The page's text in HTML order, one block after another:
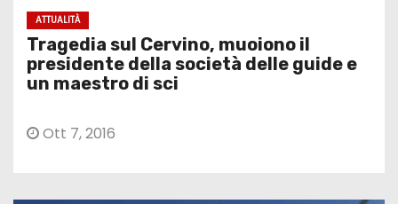
ATTUALITÀ
Tragedia sul Cervino, muoiono il
presidente della società delle guide e
un maestro di sci
Ott 7, 2016